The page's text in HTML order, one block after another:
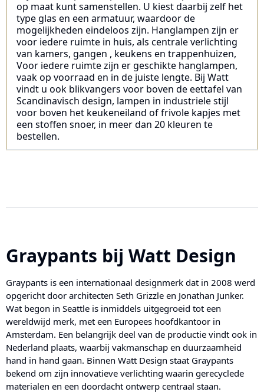
op maat kunt samenstellen. U kiest daarbij zelf het
type glas en een armatuur, waardoor de
mogelijkheden eindeloos zijn. Hanglampen zijn er
voor iedere ruimte in huis, als centrale verlichting
van kamers, gangen , keukens en trappenhuizen,
Voor iedere ruimte zijn er geschikte hanglampen,
vaak op voorraad en in de juiste lengte. Bij Watt
vindt u ook blikvangers voor boven de eettafel van
Scandinavisch design, lampen in industriele stijl
voor boven het keukeneiland of frivole kapjes met
een stoffen snoer, in meer dan 20 kleuren te
bestellen.
Graypants bij Watt Design
Graypants is een internationaal designmerk dat in 2008 werd
opgericht door architecten Seth Grizzle en Jonathan Junker.
Wat begon in Seattle is inmiddels uitgegroeid tot een
wereldwijd merk, met een Europees hoofdkantoor in
Amsterdam. Een belangrijk deel van de productie vindt ook in
Nederland plaats, waarbij vakmanschap en duurzaamheid
hand in hand gaan. Binnen Watt Design staat Graypants
bekend om zijn innovatieve verlichting waarin gerecyclede
materialen en een doordacht ontwerp centraal staan.